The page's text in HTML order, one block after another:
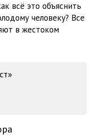
39:29
всё это объяснить
человеку? Все
в жестоком